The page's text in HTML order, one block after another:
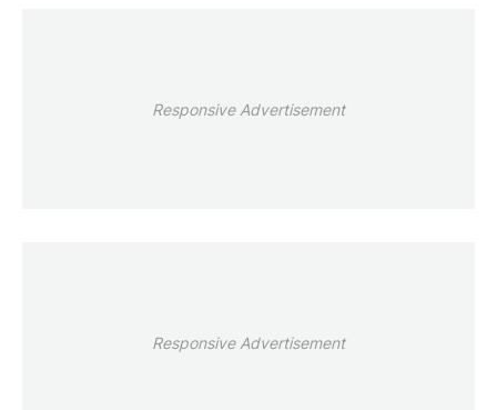
Responsive Advertisement
Responsive Advertisement